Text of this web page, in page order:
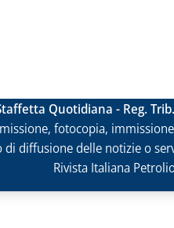
Quotidiana - Reg.
fotocopia,
diffusione delle notizie o
Rivista Italiana